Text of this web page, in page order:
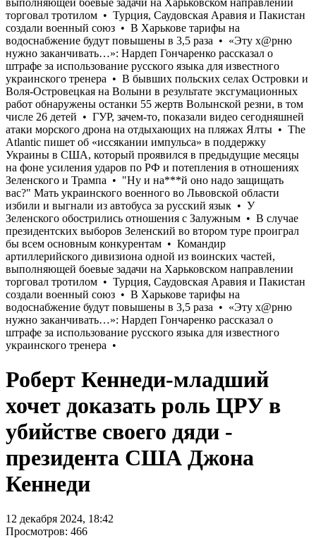
Роберт Кеннеди-младший
хочет доказать роль ЦРУ в
убийстве своего дяди -
президента США Джона
Кеннеди
12 декабря 2024, 18:42
Просмотров: 466